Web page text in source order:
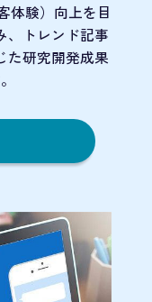
体験）向上を目
、トレンド記事
た研究開発成果